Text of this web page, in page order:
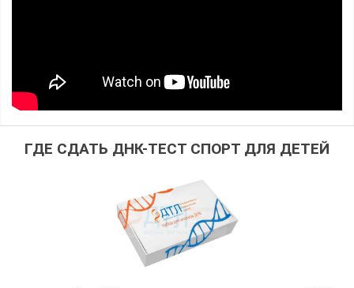
ГДЕ СДАТЬ ДНК-ТЕСТ СПОРТ ДЛЯ ДЕТЕЙ